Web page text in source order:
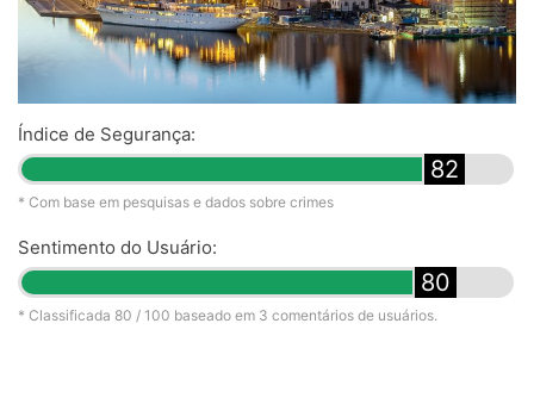
Índice de Segurança:
82
* Com base em pesquisas e dados sobre crimes
Sentimento do Usuário:
80
* Classificada 80 / 100 baseado em 3 comentários de usuários.